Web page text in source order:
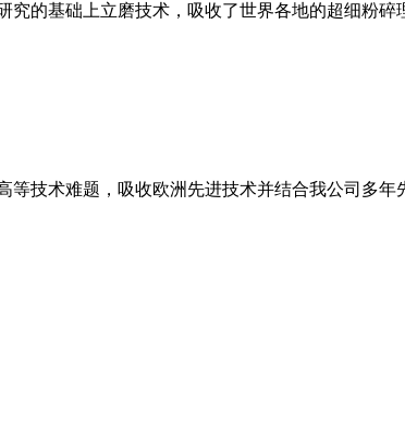
的基础上立磨技术，吸收了世界各地的超细粉
技术难题，吸收欧洲先进技术并结合我公司多